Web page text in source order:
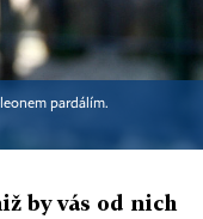
pardálím.
by vás od nich